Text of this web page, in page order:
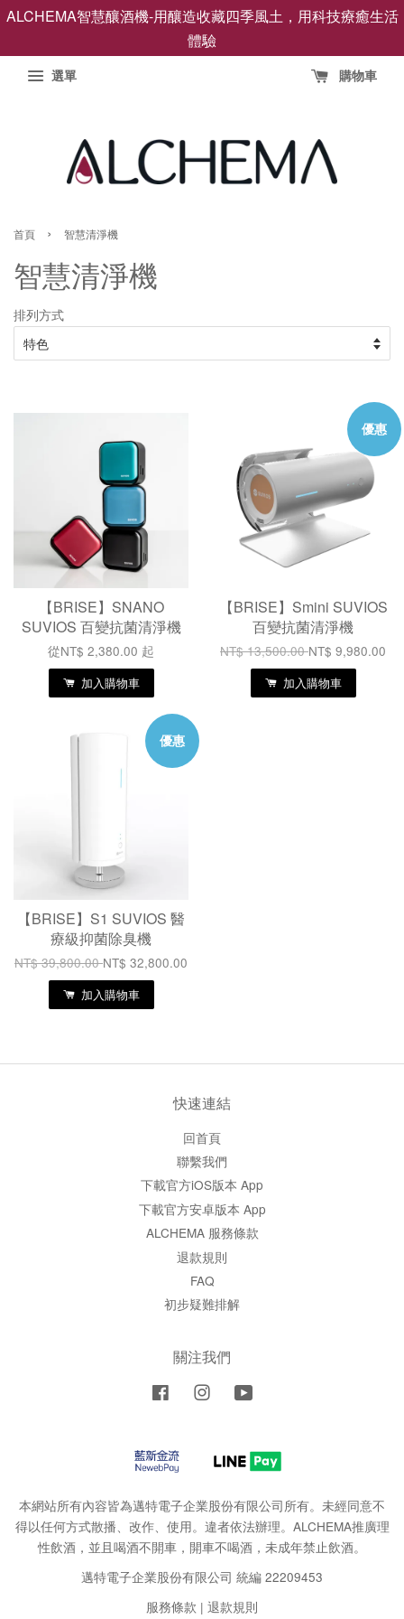
ALCHEMA智慧釀酒機-用釀造收藏四季風土，用科技療癒生活
體驗
選單 購物車
首頁 › 智慧清淨機
智慧清淨機
排列方式
【BRISE】SNANO
SUVIOS 百變抗菌清淨機
從NT$ 2,380.00 起
加入購物車
優惠
【BRISE】Smini SUVIOS
百變抗菌清淨機
NT$ 13,500.00NT$ 9,980.00
加入購物車
優惠
【BRISE】S1 SUVIOS 醫
療級抑菌除臭機
NT$ 39,800.00NT$ 32,800.00
加入購物車
快速連結
回首頁
聯繫我們
下載官方iOS版本 App
下載官方安卓版本 App
ALCHEMA 服務條款
退款規則
FAQ
初步疑難排解
關注我們
Facebook Instagram
本網站所有內容皆為邁特電子企業股份有限公司所有。未經同意不
得以任何方式散播、改作、使用。違者依法辦理。ALCHEMA推廣理
性飲酒，並且喝酒不開車，開車不喝酒，未成年禁止飲酒。
邁特電子企業股份有限公司 統編 22209453
服務條款 | 退款規則